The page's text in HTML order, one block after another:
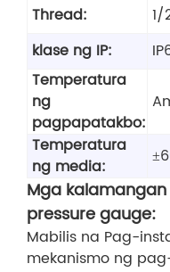
Thread:
1/
klase ng IP:
Temperatura
ng
pagpapatakbo:
Temperatura
ng media:
Mga
pressure gauge:
Mabilis na Pag-
mekanismo ng